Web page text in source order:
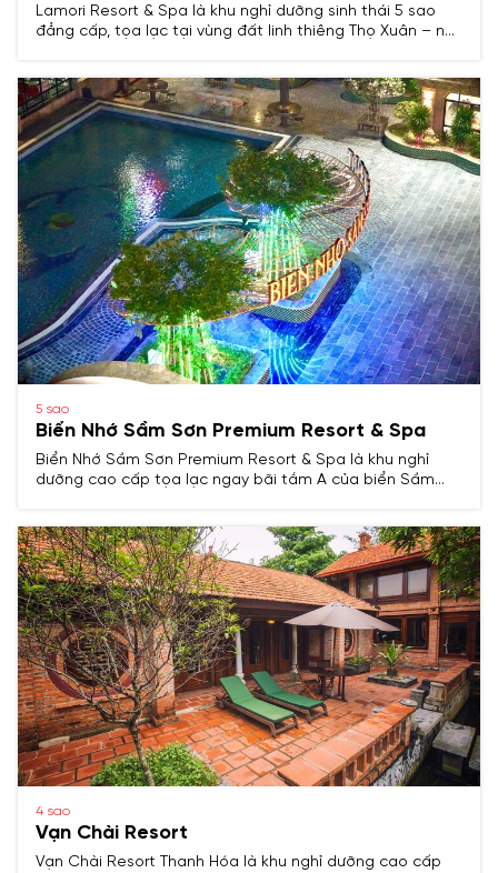
Lamori Resort & Spa là khu nghỉ dưỡng sinh thái 5 sao
đẳng cấp, tọa lạc tại vùng đất linh thiêng Thọ Xuân – nơi
5 sao
Biển Nhớ Sầm Sơn Premium Resort & Spa
Biển Nhớ Sầm Sơn Premium Resort & Spa là khu nghỉ
dưỡng cao cấp tọa lạc ngay bãi tắm A của biển Sầm
hoặc sự kiện doanh nghiệp.
4 sao
Vạn Chài Resort
Vạn Chài Resort Thanh Hóa là khu nghỉ dưỡng cao cấp